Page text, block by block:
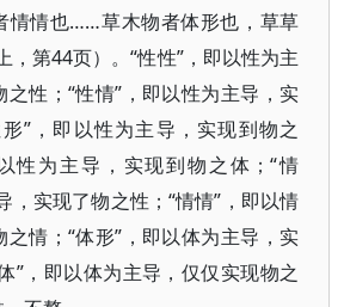
情情也……草木物者体形也，草草
，第44页）。“性性”，即以性为主
性；“性情”，即以性为主导，实
”，即以性为主导，实现到物之
性为主导，实现到物之体；“情
，实现了物之性；“情情”，即以情
情；“体形”，即以体为主导，实
”，即以体为主导，仅仅实现物之